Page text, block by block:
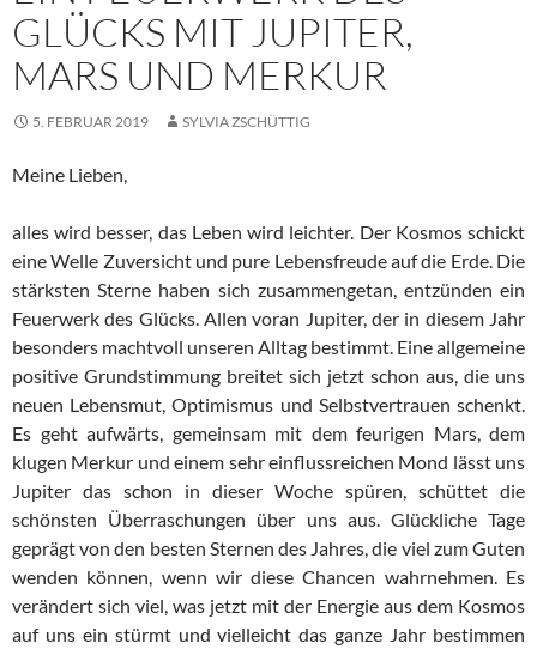
GLÜCKS MIT JUPITER,
MARS UND MERKUR
5. FEBRUAR 2019 SYLVIA ZSCHÜTTIG
Meine Lieben,
alles wird besser, das Leben wird leichter. Der Kosmos schickt
eine Welle Zuversicht und pure Lebensfreude auf die Erde. Die
stärksten Sterne haben sich zusammengetan, entzünden ein
Feuerwerk des Glücks. Allen voran Jupiter, der in diesem Jahr
besonders machtvoll unseren Alltag bestimmt. Eine allgemeine
positive Grundstimmung breitet sich jetzt schon aus, die uns
neuen Lebensmut, Optimismus und Selbstvertrauen schenkt.
Es geht aufwärts, gemeinsam mit dem feurigen Mars, dem
klugen Merkur und einem sehr einflussreichen Mond lässt uns
Jupiter das schon in dieser Woche spüren, schüttet die
schönsten Überraschungen über uns aus. Glückliche Tage
geprägt von den besten Sternen des Jahres, die viel zum Guten
wenden können, wenn wir diese Chancen wahrnehmen. Es
verändert sich viel, was jetzt mit der Energie aus dem Kosmos
auf uns ein stürmt und vielleicht das ganze Jahr bestimmen